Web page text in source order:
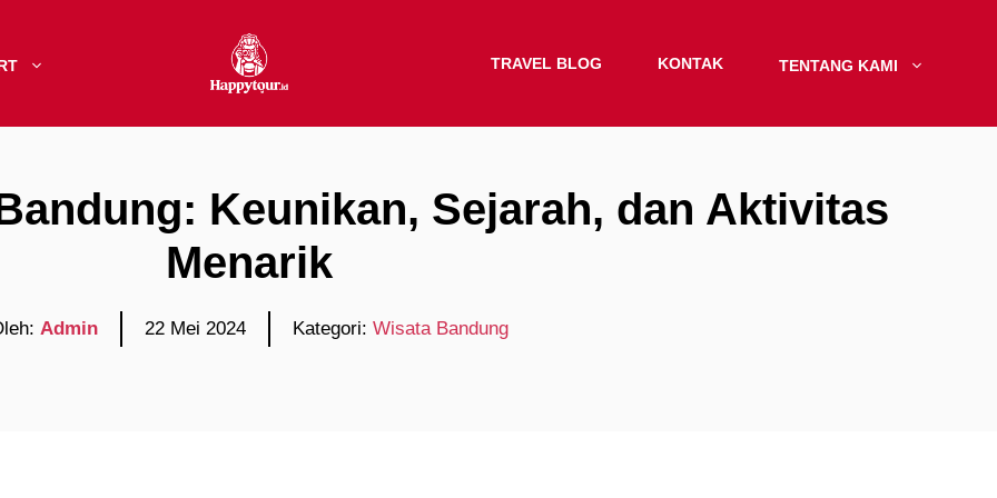
TRAVEL BLOG KONTAK TENTANG KAMI
Keunikan, Sejarah, dan Aktivitas
Menarik
Admin 22 Mei 2024 Kategori: Wisata Bandung